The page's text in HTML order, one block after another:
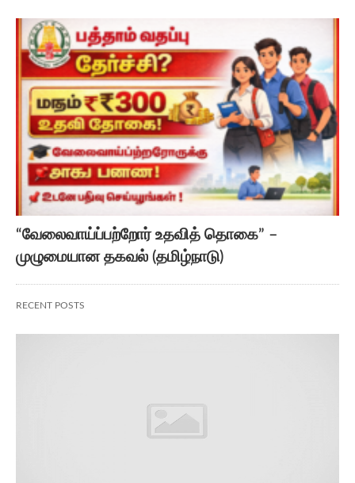
“வேலைவாய்ப்பற்றோர் உதவித் தொகை” –
முழுமையான தகவல் (தமிழ்நாடு)
RECENT POSTS